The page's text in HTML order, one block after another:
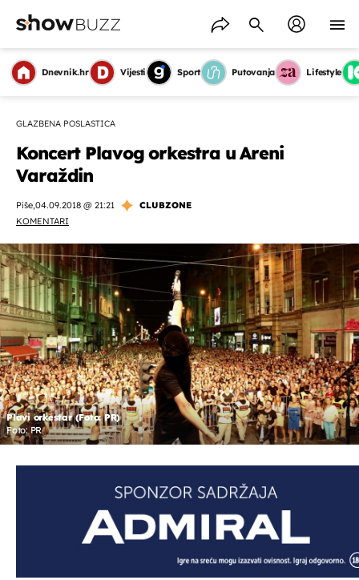
Dnevnik.hr Vijesti Sport Putovanja Lifestyle
GLAZBENA POSLASTICA
Koncert Plavog orkestra u Areni
Varaždin
Piše,04.09.2018 @ 21:21
CLUBZONE
KOMENTARI
Plavi orkestar (Foto: PR)
Foto: PR
OMOGUĆI OBAVIJESTI